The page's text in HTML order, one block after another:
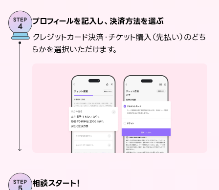
プロフィールを記入し、決済方法を選ぶ
クレジットカード決済・チケット購入（先払い）のどち
らかを選択いただけます。
相談スタート！